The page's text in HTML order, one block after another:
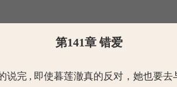
第141章 错爱
, 即使暮莲澈真的反对，她也要去